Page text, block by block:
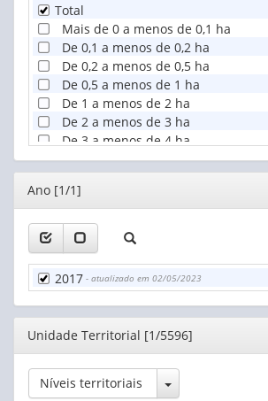
Total
Mais de 0 a menos de 0,1 ha
De 0,1 a menos de 0,2 ha
De 0,2 a menos de 0,5 ha
De 0,5 a menos de 1 ha
De 1 a menos de 2 ha
De 2 a menos de 3 ha
De 3 a menos de 4 ha
De 4 a menos de 5 ha
De 5 a menos de 10 ha
De 10 a menos de 20 ha
De 20 a menos de 50 ha
De 50 a menos de 100 ha
De 100 a menos de 200 ha
De 200 a menos de 500 ha
De 500 a menos de 1.000 ha
De 1.000 a menos de 2.500 ha
De 10.000 ha e mais
Editor
Ano [1/1]
2017 - atualizado em 02/05/2023
Editor
Unidade Territorial [1/5596]
Níveis territoriais Toggle Dropdown